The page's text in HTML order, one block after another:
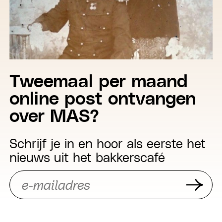
Tweemaal per maand
online post ontvangen
over MAS?
Schrijf je in en hoor als eerste het
nieuws uit het bakkerscafé